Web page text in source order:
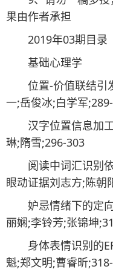
果由作者承担
2019年03期目录
基础心理学
位置-价值联结引
一;岳俊冰;白学军
汉字位置信息加工
琳;隋雪;296-303
阅读中词汇识别依
眼动证据刘志方;陈朝
妒忌情绪下的定向
丽娴;李铃芳;张锦坤
身体表情识别的
魁;郑文明;曹睿昕